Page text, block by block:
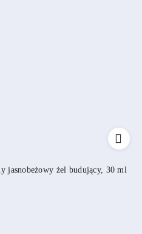
jasnobeżowy żel budujący, 30 ml